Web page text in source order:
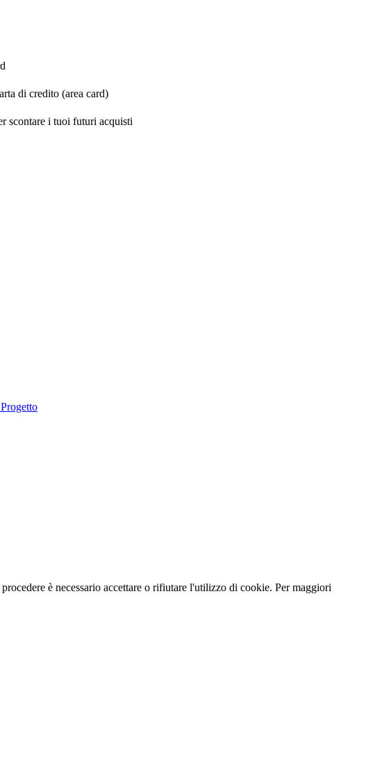
di credito (area card)
scontare i tuoi futuri acquisti
è necessario accettare o rifiutare l'utilizzo di cookie. Per maggiori